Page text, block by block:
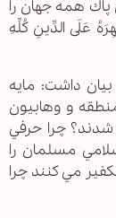
ايين پاك همه جهان را
عَلَى الدِّينِ كُلِّهِ
داشت: مايه
و وهابيون
شدند؟ چرا حرفي
مسلمان را
مي كنند چرا